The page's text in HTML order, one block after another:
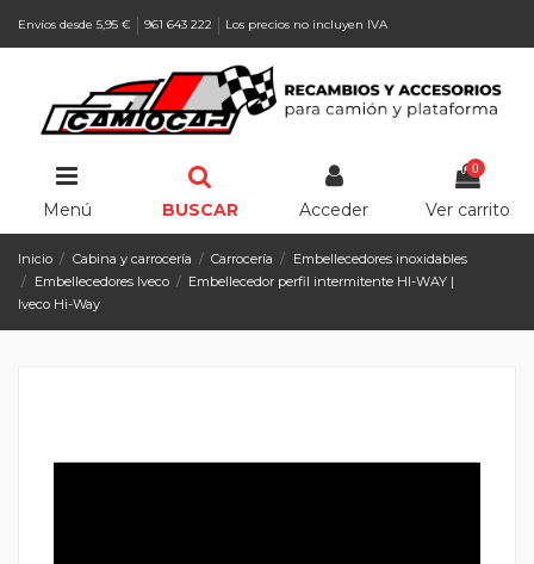
Envíos desde 5,95 € 961 643 222 Los precios no incluyen IVA
Menú BUSCAR Acceder
0
Ver carrito
Inicio Cabina y carrocería Carrocería
Embellecedores inoxidables
Embellecedores Iveco
Embellecedor perfil intermitente HI-WAY |
Iveco Hi-Way